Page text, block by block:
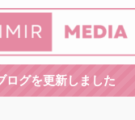
ログを更新しました